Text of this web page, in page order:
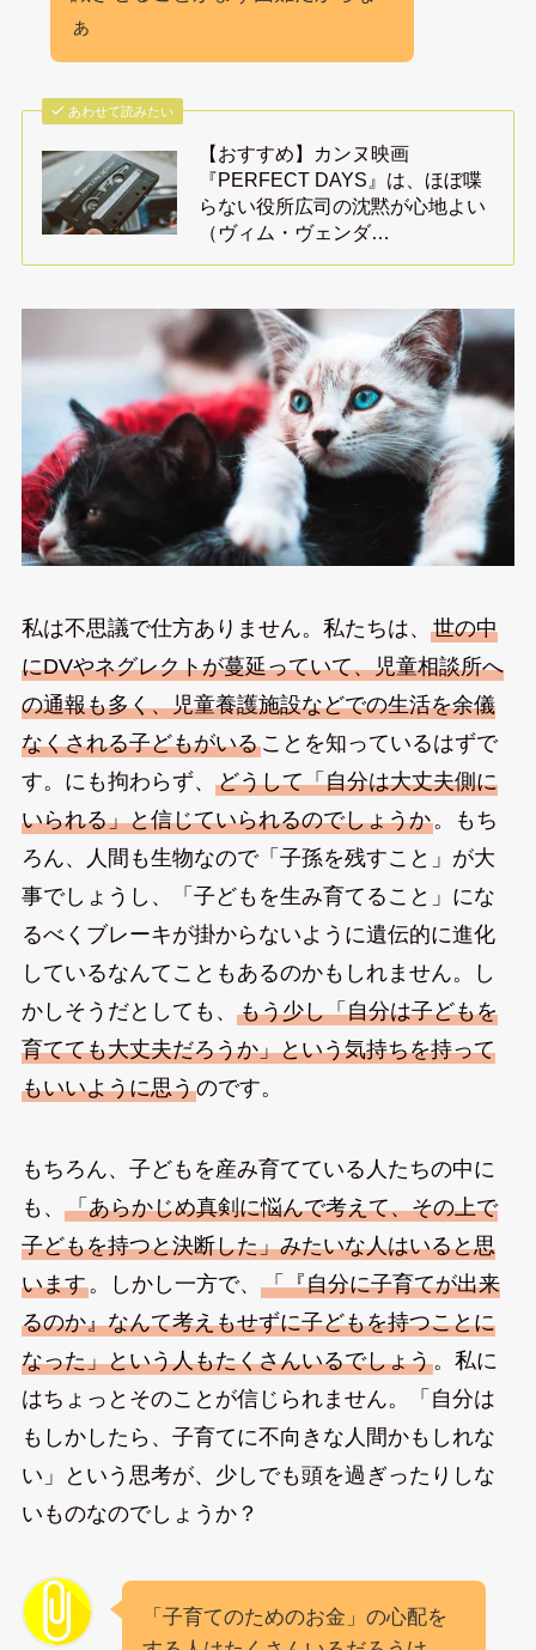
ぁ
あわせて読みたい
【おすすめ】カンヌ映画
『PERFECT DAYS』は、ほぼ喋
らない役所広司の沈黙が心地よい
（ヴィム・ヴェンダ…
私は不思議で仕方ありません。私たちは、 世の中
にDVやネグレクトが蔓延っていて、児童相談所へ
の通報も多く、児童養護施設などでの生活を余儀
なくされる子どもがいることを知っているはずで
す。にも拘わらず、 どうして「自分は大丈夫側に
いられる」と信じていられるのでしょうか。もち
ろん、人間も生物なので「子孫を残すこと」が大
事でしょうし、「子どもを生み育てること」にな
るべくブレーキが掛からないように遺伝的に進化
しているなんてこともあるのかもしれません。し
かしそうだとしても、 もう少し「自分は子どもを
育てても大丈夫だろうか」という気持ちを持って
もいいように思うのです。
もちろん、子どもを産み育てている人たちの中に
も、 「あらかじめ真剣に悩んで考えて、その上で
子どもを持つと決断した」みたいな人はいると思
います。しかし一方で、 「『自分に子育てが出来
るのか』なんて考えもせずに子どもを持つことに
なった」という人もたくさんいるでしょう。私に
はちょっとそのことが信じられません。「自分は
もしかしたら、子育てに不向きな人間かもしれな
い」という思考が、少しでも頭を過ぎったりしな
いものなのでしょうか？
「子育てのためのお金」の心配を